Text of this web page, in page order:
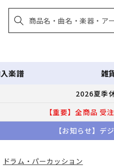
楽譜 雑
2026夏季
【重要】全商品 受
【お知らせ】デ
ドラム・パーカッション